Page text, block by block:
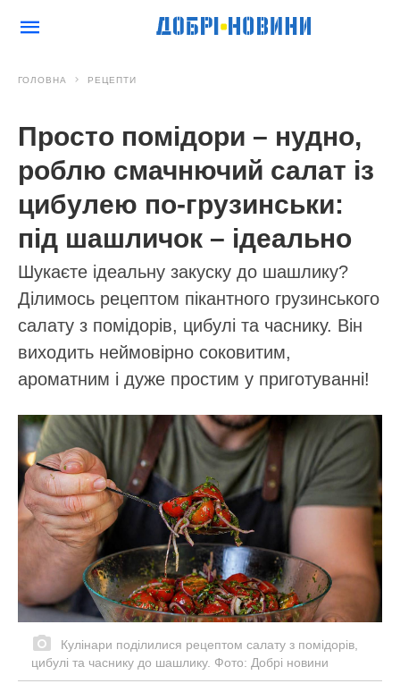
ГОЛОВНА РЕЦЕПТИ
Просто помідори – нудно,
роблю смачнючий салат із
цибулею по-грузинськи:
під шашличок – ідеально
Шукаєте ідеальну закуску до шашлику?
Ділимось рецептом пікантного грузинського
салату з помідорів, цибулі та часнику. Він
виходить неймовірно соковитим,
ароматним і дуже простим у приготуванні!
Кулінари поділилися рецептом салату з помідорів,
цибулі та часнику до шашлику. Фото: Добрі новини